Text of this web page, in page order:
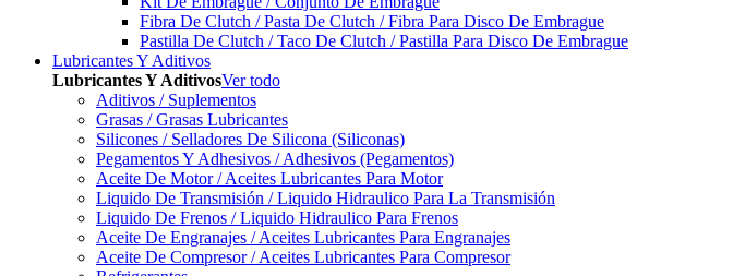
Fibra De Clutch / Pasta De Clutch / Fibra Para Disco De Embrague
Pastilla De Clutch / Taco De Clutch / Pastilla Para Disco De Embrague
Lubricantes Y Aditivos
Lubricantes Y AditivosVer todo
Aditivos / Suplementos
Grasas / Grasas Lubricantes
Silicones / Selladores De Silicona (Siliconas)
Pegamentos Y Adhesivos / Adhesivos (Pegamentos)
Aceite De Motor / Aceites Lubricantes Para Motor
Liquido De Transmisión / Liquido Hidraulico Para La Transmisión
Liquido De Frenos / Liquido Hidraulico Para Frenos
Aceite De Engranajes / Aceites Lubricantes Para Engranajes
Aceite De Compresor / Aceites Lubricantes Para Compresor